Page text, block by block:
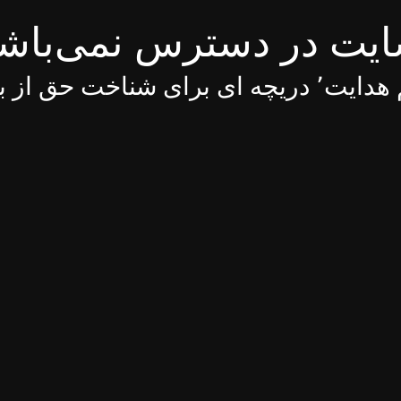
در دسترس
برای شناخت حق از باطل